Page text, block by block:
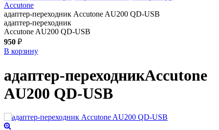
Accutone
адаптер-переходник Accutone AU200 QD-USB
адаптер-переходник
Accutone AU200 QD-USB
950 ₽
В корзину
адаптер-переходникAccutone
AU200 QD-USB